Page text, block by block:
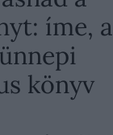
íme,
könyv